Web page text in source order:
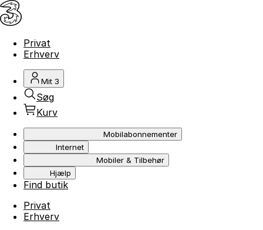
Privat
Erhverv
Mit 3
Søg
Kurv
Mobilabonnementer
Internet
Mobiler & Tilbehør
Hjælp
Find butik
Privat
Erhverv